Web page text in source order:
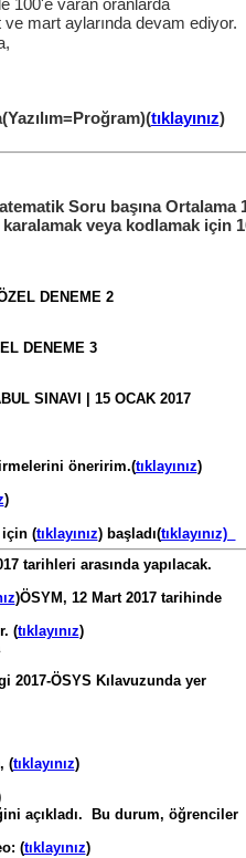
100'e varan oranlarda
mart aylarında devam ediyor.
tıklayınız)
Soru başına Ortalama
veya kodlamak için
DENEME 2
DENEME 3
SINAVI | 15 OCAK 2017
öneririm.(tıklayınız)
)
için (tıklayınız) başladı(tıklayınız)
tarihleri arasında yapılacak.
)ÖSYM, 12 Mart 2017 tarihinde
(tıklayınız)
2017-ÖSYS Kılavuzunda yer
(tıklayınız)
açıkladı. Bu durum, öğrenciler
(tıklayınız)